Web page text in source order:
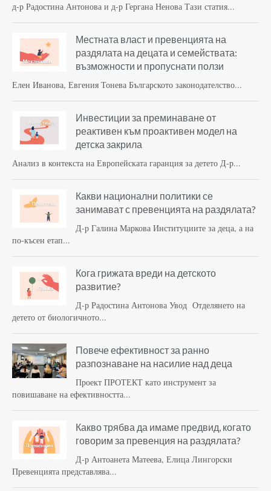
д-р Радостина Антонова и д-р Гергана Ненова Тази статия...
Местната власт и превенцията на
раздялата на децата и семействата:
възможности и пропуснати ползи
Елен Иванова, Евгения Тонева Българското законодателство...
Инвестиции за преминаване от
реактивен към проактивен модел на
детска закрила
Анализ в контекста на Европейската гаранция за детето Д-р...
Какви национални политики се
занимават с превенцията на раздялата?
Д-р Галина Маркова Институциите за деца, а на
по-късен етап...
Кога грижата вреди на детското
развитие?
Д-р Радостина Антонова Увод Отделянето на
детето от биологичното...
Повече ефективност за ранно
разпознаване на насилие над деца
Проект ПРОТЕКТ като инструмент за
повишаване на ефективността...
Какво трябва да имаме предвид, когато
говорим за превенция на раздялата?
Д-р Антоанета Матеева, Елица Лингорски
Превенцията представлява...